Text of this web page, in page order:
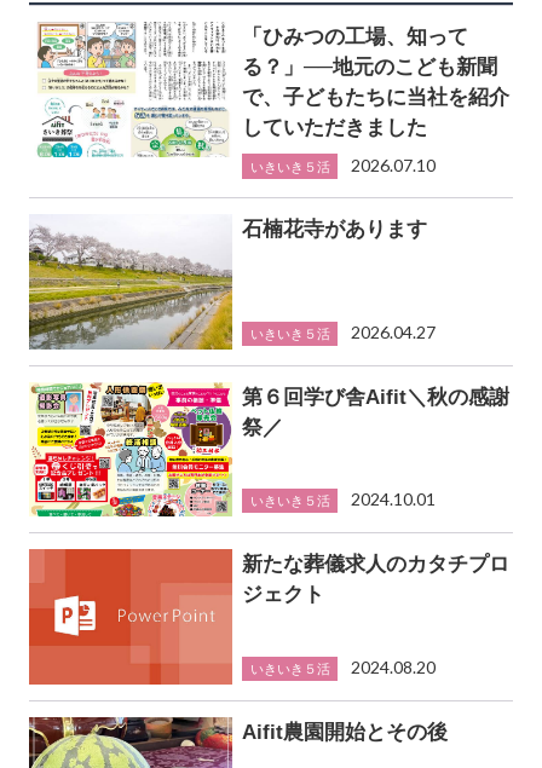
「ひみつの工場、知って
る？」──地元のこども新聞
で、子どもたちに当社を紹介
していただきました
いきいき５活 2026.07.10
石楠花寺があります
いきいき５活 2026.04.27
第６回学び舎Aifit＼秋の感謝
祭／
いきいき５活 2024.10.01
新たな葬儀求人のカタチプロ
ジェクト
いきいき５活 2024.08.20
Aifit農園開始とその後